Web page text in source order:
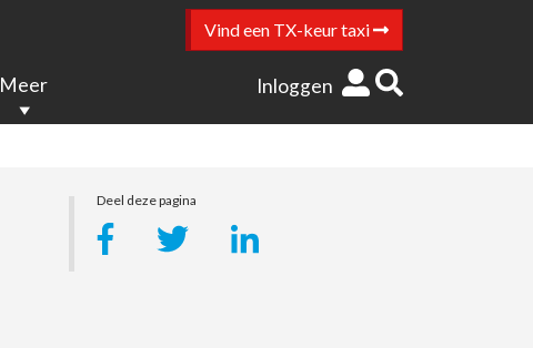
Meer
Vind een TX-keur taxi
Inloggen
Deel deze pagina